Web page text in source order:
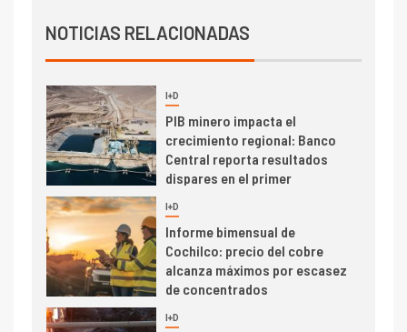
NOTICIAS RELACIONADASProducción minera en mayo de
2026 cae 10,6%
3 I+D
PIB minero impacta el
crecimiento regional: Banco
Central reporta resultados
dispares en el primer
4 I+D
Informe bimensual de
Cochilco: precio del cobre
alcanza máximos por escasez
de concentrados
5 I+D